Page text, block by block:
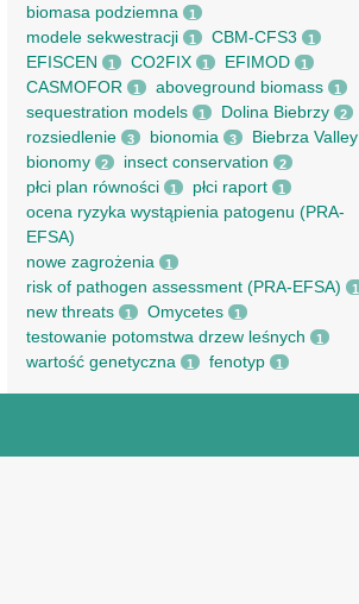
biomasa podziemna 1
modele sekwestracji 1 CBM-CFS3 1
EFISCEN 1 CO2FIX 1 EFIMOD 1
CASMOFOR 1 aboveground biomass 1
sequestration models 1 Dolina Biebrzy 2
rozsiedlenie 3 bionomia 3 Biebrza Valley
bionomy 2 insect conservation 2
płci plan równości 1 płci raport 1
ocena ryzyka wystąpienia patogenu (PRA-
EFSA)
nowe zagrożenia 1
risk of pathogen assessment (PRA-EFSA) 1
new threats 1 Omycetes 1
testowanie potomstwa drzew leśnych 1
wartość genetyczna 1 fenotyp 1